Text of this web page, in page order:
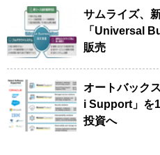
サムライズ、
「Universal
販売
オートバック
i Support」を
投資へ